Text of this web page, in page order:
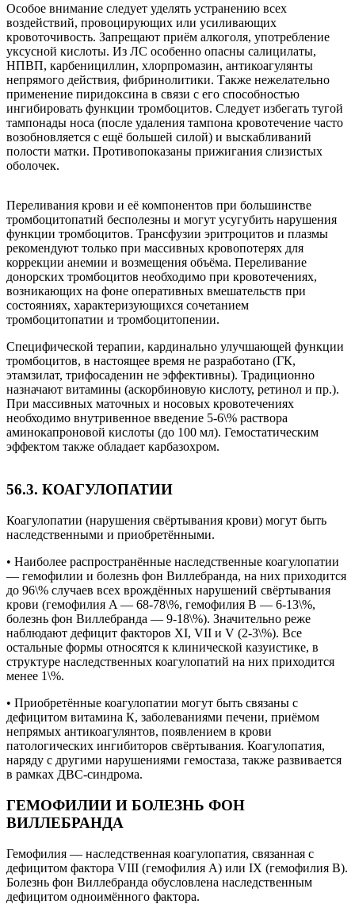
Особое внимание следует уделять устранению всех
воздействий, провоцирующих или усиливающих
кровоточивость. Запрещают приём алкоголя, употребление
уксусной кислоты. Из ЛС особенно опасны салицилаты,
НПВП, карбенициллин, хлорпромазин, антикоагулянты
непрямого действия, фибринолитики. Также нежелательно
применение пиридоксина в связи с его способностью
ингибировать функции тромбоцитов. Следует избегать тугой
тампонады носа (после удаления тампона кровотечение часто
возобновляется с ещё большей силой) и выскабливаний
полости матки. Противопоказаны прижигания слизистых
оболочек.
Переливания крови и её компонентов при большинстве
тромбоцитопатий бесполезны и могут усугубить нарушения
функции тромбоцитов. Трансфузии эритроцитов и плазмы
рекомендуют только при массивных кровопотерях для
коррекции анемии и возмещения объёма. Переливание
донорских тромбоцитов необходимо при кровотечениях,
возникающих на фоне оперативных вмешательств при
состояниях, характеризующихся сочетанием
тромбоцитопатии и тромбоцитопении.
Специфической терапии, кардинально улучшающей функции
тромбоцитов, в настоящее время не разработано (ГК,
этамзилат, трифосаденин не эффективны). Традиционно
назначают витамины (аскорбиновую кислоту, ретинол и пр.).
При массивных маточных и носовых кровотечениях
необходимо внутривенное введение 5-6\% раствора
аминокапроновой кислоты (до 100 мл). Гемостатическим
эффектом также обладает карбазохром.
56.3. КОАГУЛОПАТИИ
Коагулопатии (нарушения свёртывания крови) могут быть
наследственными и приобретёнными.
• Наиболее распространённые наследственные коагулопатии
— гемофилии и болезнь фон Виллебранда, на них приходится
до 96\% случаев всех врождённых нарушений свёртывания
крови (гемофилия A — 68-78\%, гемофилия B — 6-13\%,
болезнь фон Виллебранда — 9-18\%). Значительно реже
наблюдают дефицит факторов XI, VII и V (2-3\%). Все
остальные формы относятся к клинической казуистике, в
структуре наследственных коагулопатий на них приходится
менее 1\%.
• Приобретённые коагулопатии могут быть связаны с
дефицитом витамина К, заболеваниями печени, приёмом
непрямых антикоагулянтов, появлением в крови
патологических ингибиторов свёртывания. Коагулопатия,
наряду с другими нарушениями гемостаза, также развивается
в рамках ДВС-синдрома.
ГЕМОФИЛИИ И БОЛЕЗНЬ ФОН
ВИЛЛЕБРАНДА
Гемофилия — наследственная коагулопатия, связанная с
дефицитом фактора VIII (гемофилия А) или IX (гемофилия В).
Болезнь фон Виллебранда обусловлена наследственным
дефицитом одноимённого фактора.